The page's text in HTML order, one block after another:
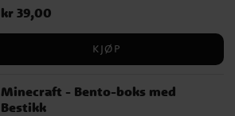
hverdagsprodukter.
Pris:kr 39,00
kr 39,00
KJØP
Minecraft - Bento-boks med
Bestikk